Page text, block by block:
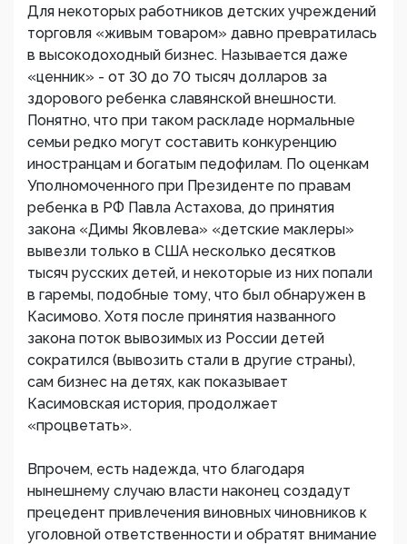
Для некоторых работников детских учреждений
торговля «живым товаром» давно превратилась
в высокодоходный бизнес. Называется даже
«ценник» - от 30 до 70 тысяч долларов за
здорового ребенка славянской внешности.
Понятно, что при таком раскладе нормальные
семьи редко могут составить конкуренцию
иностранцам и богатым педофилам. По оценкам
Уполномоченного при Президенте по правам
ребенка в РФ Павла Астахова, до принятия
закона «Димы Яковлева» «детские маклеры»
вывезли только в США несколько десятков
тысяч русских детей, и некоторые из них попали
в гаремы, подобные тому, что был обнаружен в
Касимово. Хотя после принятия названного
закона поток вывозимых из России детей
сократился (вывозить стали в другие страны),
сам бизнес на детях, как показывает
Касимовская история, продолжает
«процветать».
Впрочем, есть надежда, что благодаря
нынешнему случаю власти наконец создадут
прецедент привлечения виновных чиновников к
уголовной ответственности и обратят внимание